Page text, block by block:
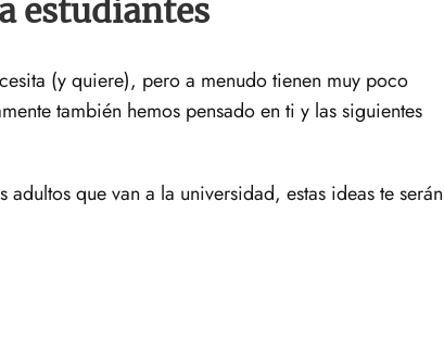
estudiantes
(y quiere), pero a menudo tienen muy poco
también hemos pensado en ti y las siguientes
que van a la universidad, estas ideas te serán